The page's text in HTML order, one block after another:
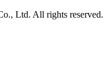
Ltd. All rights reserved.